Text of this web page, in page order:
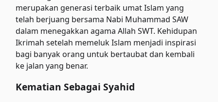
merupakan generasi terbaik umat Islam yang
telah berjuang bersama Nabi Muhammad SAW
dalam menegakkan agama Allah SWT. Kehidupan
Ikrimah setelah memeluk Islam menjadi inspirasi
bagi banyak orang untuk bertaubat dan kembali
ke jalan yang benar.
Kematian Sebagai Syahid